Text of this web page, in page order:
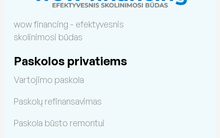
wow financing - efektyvesnis
skolinimosi būdas
Paskolos privatiems
Vartojimo paskola
Paskolų refinansavimas
Paskola būsto remontui